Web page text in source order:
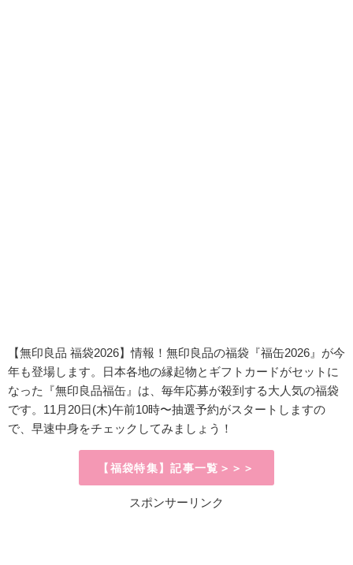
【無印良品 福袋2026】情報！無印良品の福袋『福缶2026』が今
年も登場します。日本各地の縁起物とギフトカードがセットに
なった『無印良品福缶』は、毎年応募が殺到する大人気の福袋
です。11月20日(木)午前10時〜抽選予約がスタートしますの
で、早速中身をチェックしてみましょう！
【福袋特集】記事一覧＞＞＞
スポンサーリンク